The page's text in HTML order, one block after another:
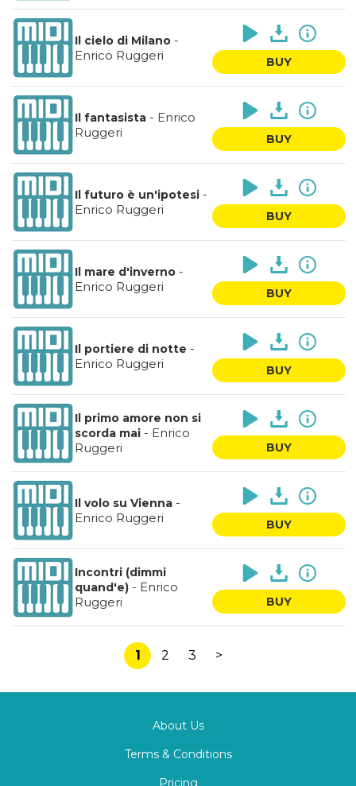
Il cielo di Milano-
Enrico Ruggeri
BUY
Il fantasista- Enrico
Ruggeri
BUY
Il futuro è un'ipotesi-
Enrico Ruggeri
BUY
Il mare d'inverno-
Enrico Ruggeri
BUY
Il portiere di notte -
Enrico Ruggeri
BUY
Il primo amore non si
scorda mai- Enrico
Ruggeri
BUY
Il volo su Vienna-
Enrico Ruggeri
BUY
Incontri (dimmi
quand'e)- Enrico
Ruggeri
BUY
1 2 3 >
About Us
Terms & Conditions
Pricing